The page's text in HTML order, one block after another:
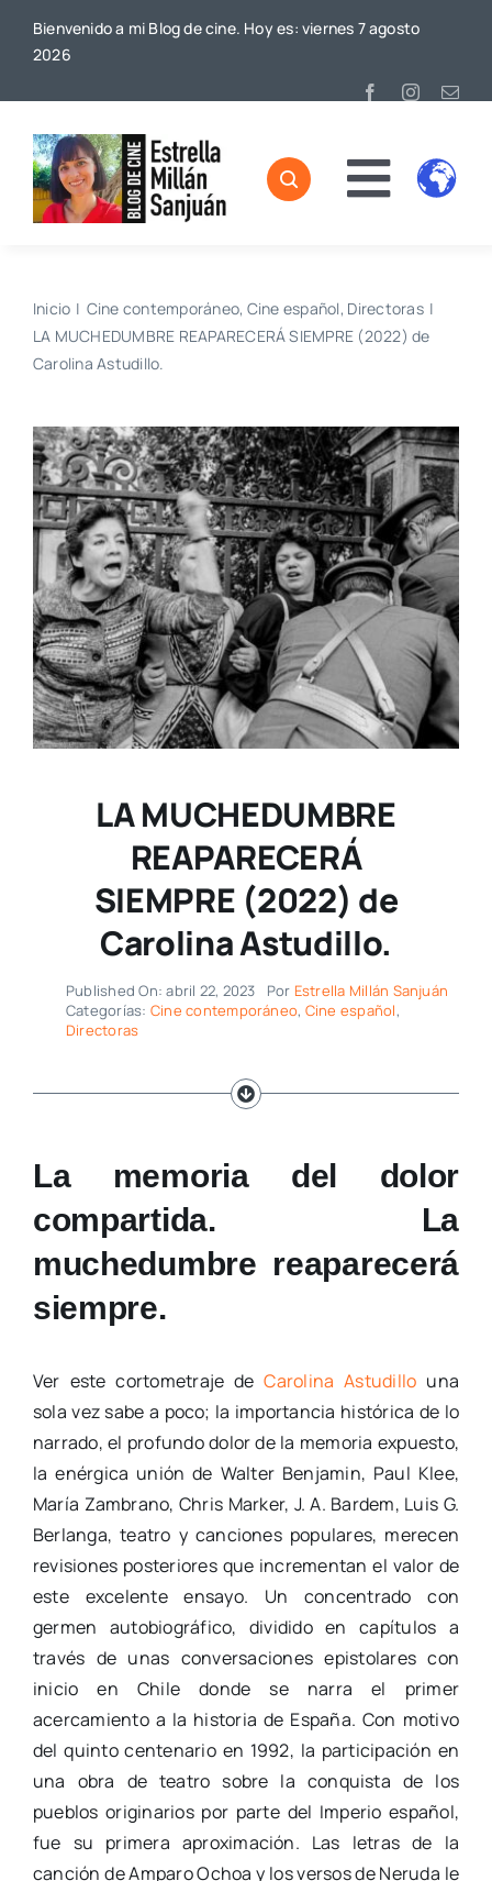
Bienvenido a mi Blog de cine. Hoy es: viernes 7 agosto
2026
Sobre mí
Contacto
Inicio Cine contemporáneo Cine español Directoras
LA MUCHEDUMBRE REAPARECERÁ SIEMPRE (2022) de
Carolina Astudillo.
LA MUCHEDUMBRE
REAPARECERÁ
SIEMPRE (2022) de
Carolina Astudillo.
Published On: abril 22, 2023 Por Estrella Millán Sanjuán
Categorías: Cine contemporáneo, Cine español,
Directoras
La memoria del dolor
compartida. La
muchedumbre reaparecerá
siempre.
Ver este cortometraje deCarolina Astudillo una
sola vez sabe a poco; la importancia histórica de lo
narrado, el profundo dolor de la memoria expuesto,
la enérgica unión de Walter Benjamin, Paul Klee,
María Zambrano, Chris Marker, J. A. Bardem, Luis G.
Berlanga, teatro y canciones populares, merecen
revisiones posteriores que incrementan el valor de
este excelente ensayo. Un concentrado con
germen autobiográfico, dividido en capítulos a
través de unas conversaciones epistolares con
inicio en Chile donde se narra el primer
acercamiento a la historia de España. Con motivo
del quinto centenario en 1992, la participación en
una obra de teatro sobre la conquista de los
pueblos originarios por parte del Imperio español,
fue su primera aproximación. Las letras de la
canción de Amparo Ochoa y los versos de Neruda le